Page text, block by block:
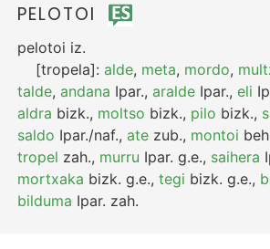
PELOTOI
pelotoi iz.
[tropela]:alde, meta, mordo,
talde,andana Ipar.,aralde Ipar.,eli
aldra bizk., moltso bizk., pilo bizk.,
saldo Ipar./naf.,ate zub., montoi
tropel zah., murru Ipar. g.e., saihera
mortxaka bizk. g.e.,tegi bizk. g.e.,
bilduma Ipar. zah.